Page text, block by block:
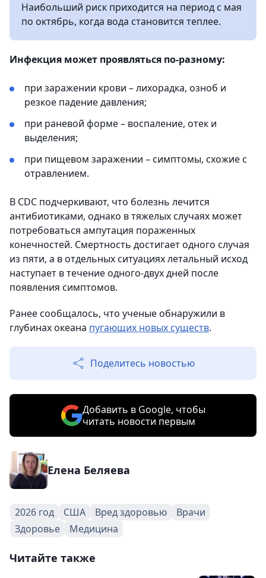
Наибольший риск приходится на период с мая
по октябрь, когда вода становится теплее.
Инфекция может проявляться по-разному:
при заражении крови – лихорадка, озноб и
резкое падение давления;
при раневой форме – воспаление, отек и
выделения;
при пищевом заражении – симптомы, схожие с
отравлением.
В CDC подчеркивают, что болезнь лечится
антибиотиками, однако в тяжелых случаях может
потребоваться ампутация пораженных
конечностей. Смертность достигает одного случая
из пяти, а в отдельных ситуациях летальный исход
наступает в течение одного-двух дней после
появления симптомов.
Ранее сообщалось, что ученые обнаружили в
глубинах океана пугающих новых существ.
Поделитесь новостью
Добавить в Google, чтобы
читать новости первым
Елена Беляева
2026 год США Вред здоровью
Врачи
Здоровье
Медицина
Читайте также